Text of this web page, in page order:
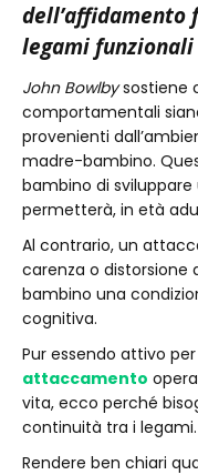
dell’affidamento
legami funzionali
John Bowlbysostiene
comportamentali
provenienti
madre-bambino.
bambino di sviluppare
permetterà, in età
Al contrario, un
carenza o distorsione
bambino una
cognitiva.
Pur essendo attivo
attaccamento
vita, ecco perché
continuità tra i legami.
Rendere ben chiari